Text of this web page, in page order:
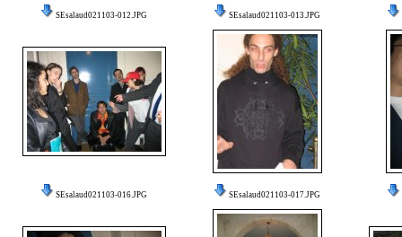
SEsalaud021103-012.JPG SEsalaud021103-013.JPG
SEsalaud021103-016.JPG SEsalaud021103-017.JPG